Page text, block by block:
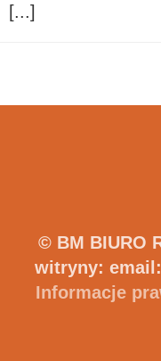
[...]
© BM BIURO
witryny:
Informacje